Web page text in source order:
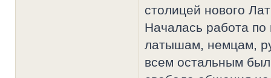
столицей нового
Началась работа по
латышам, немцам,
всем остальным